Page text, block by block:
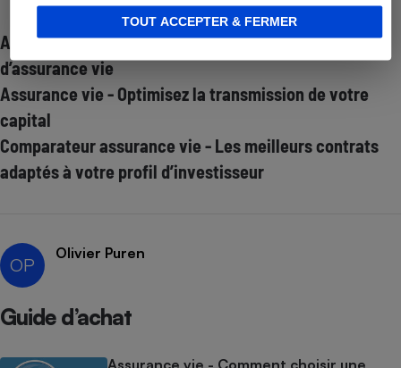
TOUT ACCEPTER & FERMER
Assurance vie - Comment reconnaître un bon contrat
d’assurance vie
Assurance vie - Optimisez la transmission de votre
capital
Comparateur assurance vie - Les meilleurs contrats
adaptés à votre profil d’investisseur
OP
Olivier Puren
Guide d’achat
Assurance vie - Comment choisir une